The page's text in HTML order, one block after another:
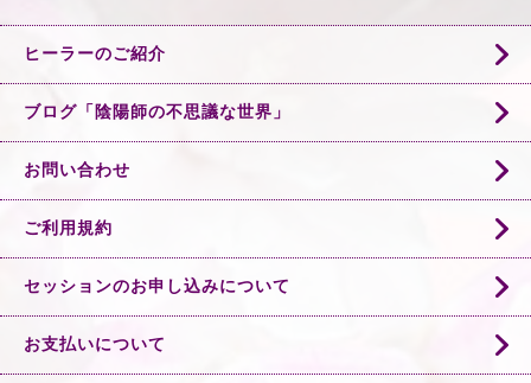
ヒーラーのご紹介
ブログ「陰陽師の不思議な世界」
お問い合わせ
ご利用規約
セッションのお申し込みについて
お支払いについて